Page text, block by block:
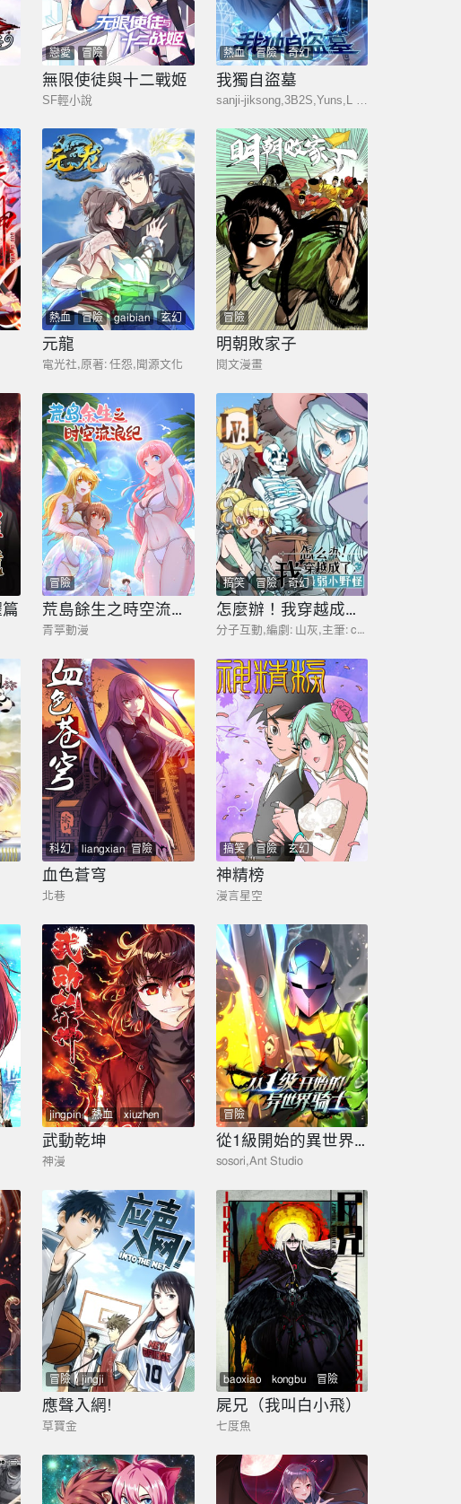
戀愛 冒險
無限使徒與十二戰姬
SF輕小說
熱血 冒險 奇幻
我獨自盜墓
熱血 冒險 gaibian 玄幻
元龍
電光社,原著: 任怨,聞源文化
冒險
明朝敗家子
閱文漫畫
冒險
荒島餘生之時空流浪紀
青葶動漫
搞笑 冒險 奇幻
怎麼辦！我穿越成了最弱小野怪
分子互動,編劇: 山灰,主筆: coin
科幻 liangxian 冒險
血色蒼穹
北巷
搞笑 冒險 玄幻
神精榜
漫言星空
jingpin 熱血
xiuzhen
冒險
mangai
武動乾坤
神漫
冒險
從1級開始的異世界騎士
sosori,Ant Studio
冒險 jingji
應聲入網!
草寶金
baoxiao kongbu 冒險
屍兄（我叫白小飛）
七度魚